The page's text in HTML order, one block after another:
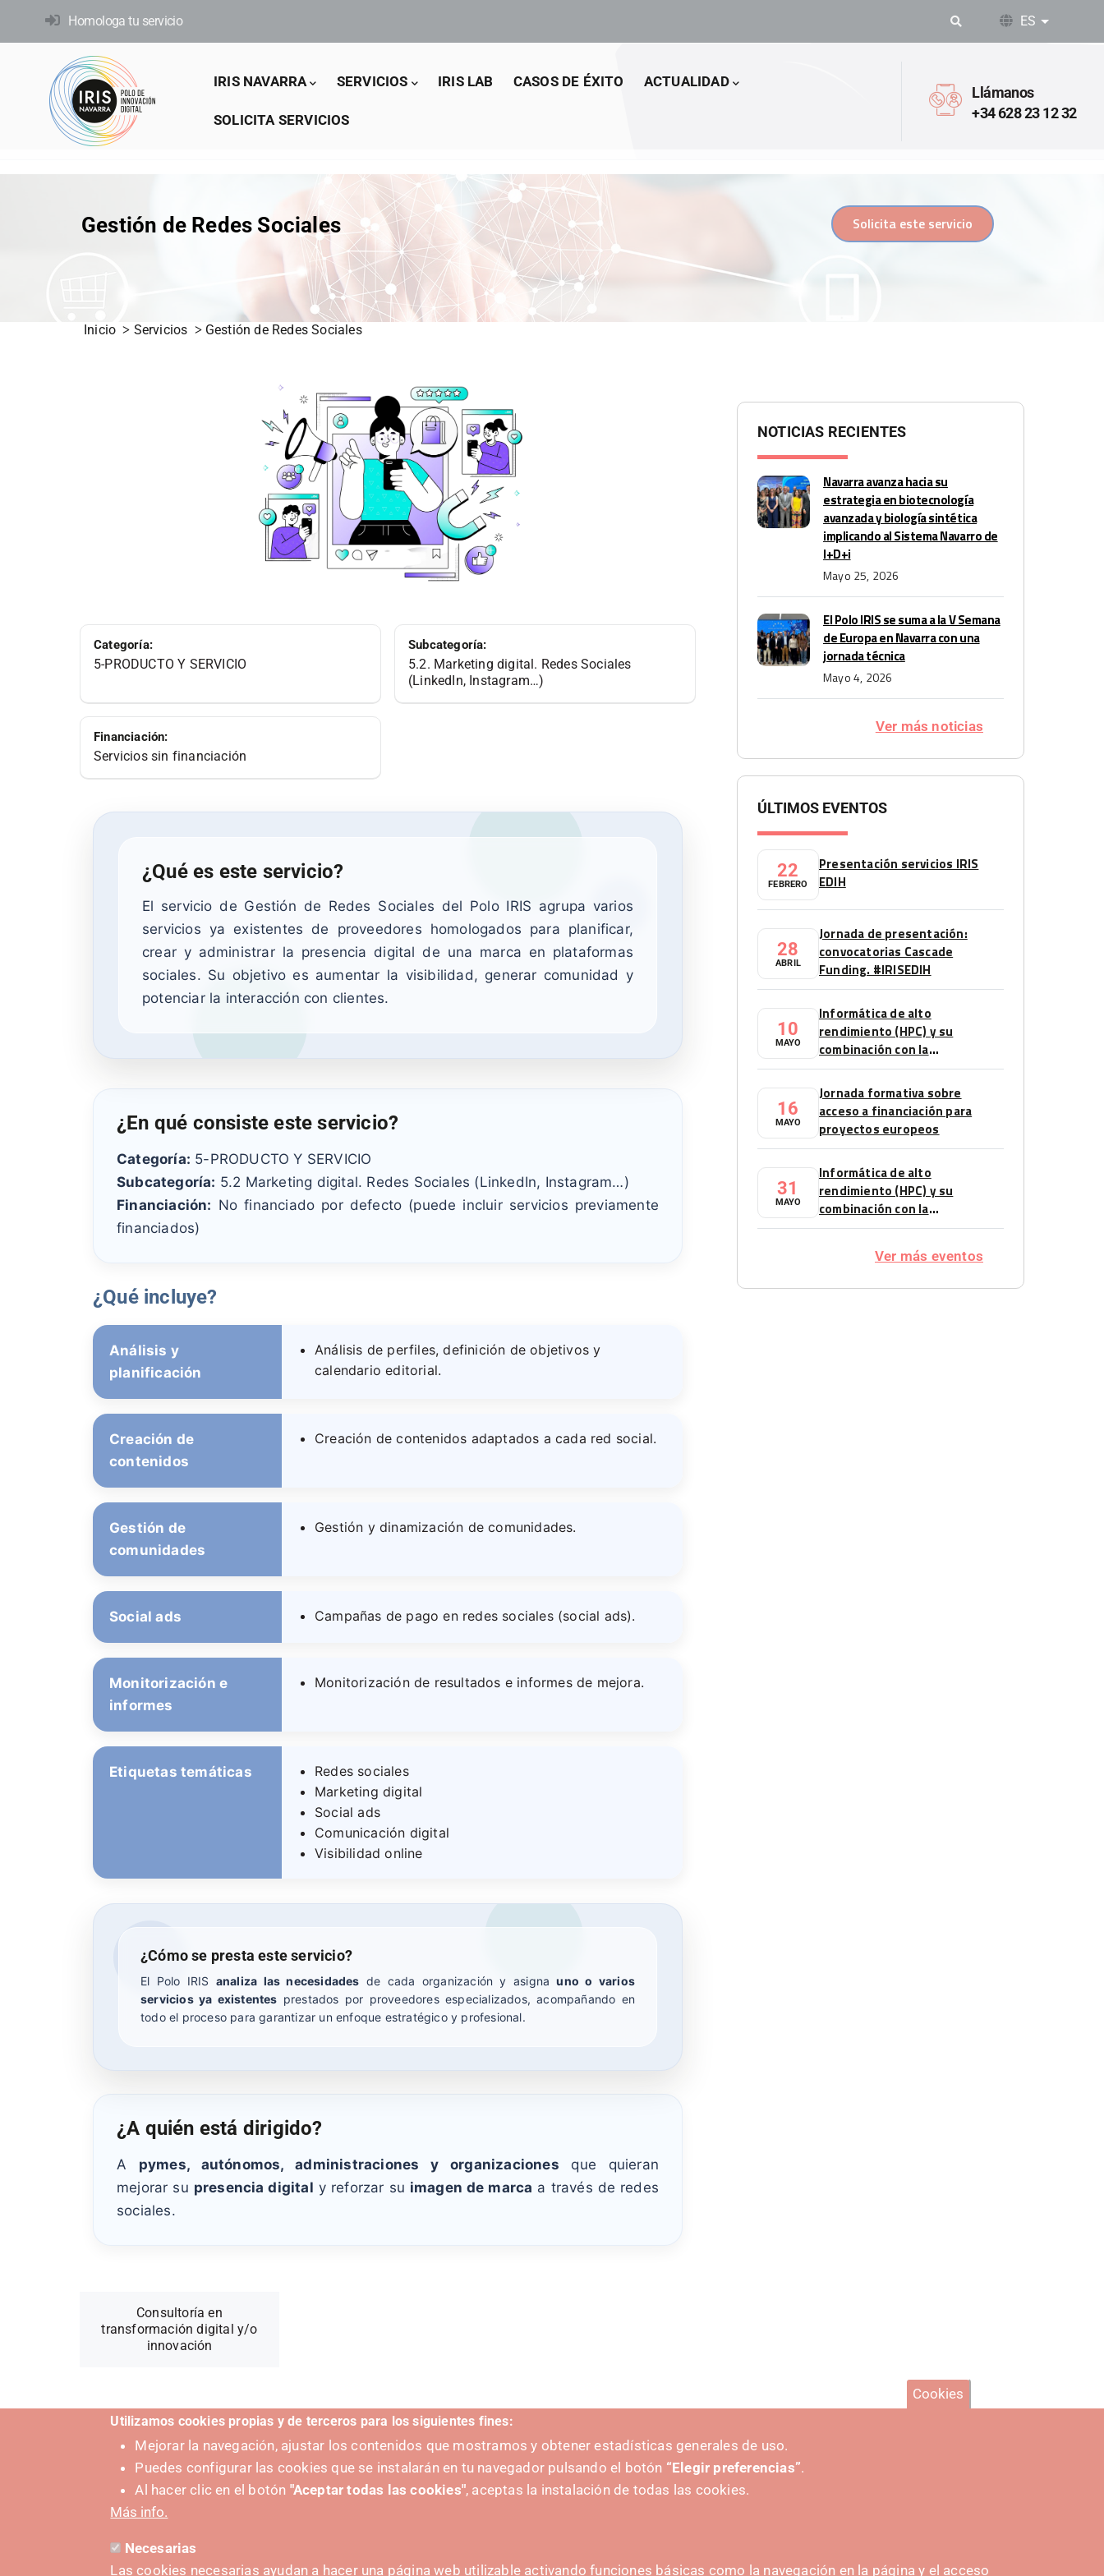
principal
Homologa tu servicio ES Lista
Main
IRIS NAVARRA SERVICIOS IRIS LAB CASOS DE ÉXITO ACTUALIDAD
SOLICITA SERVICIOS
Llámanos
+34 628 23 12 32
Gestión de Redes Sociales Solicita este servicio
Inicio Servicios Gestión de Redes Sociales
Categoría:
5-PRODUCTO Y SERVICIO
Subcategoría:
5.2. Marketing digital. Redes Sociales
(LinkedIn, Instagram…)
Financiación:
Servicios sin financiación
¿Qué es este servicio?
El servicio de Gestión de Redes Sociales del Polo IRIS agrupa varios
servicios ya existentes de proveedores homologados para planificar,
crear y administrar la presencia digital de una marca en plataformas
sociales. Su objetivo es aumentar la visibilidad, generar comunidad y
potenciar la interacción con clientes.
¿En qué consiste este servicio?
Categoría: 5-PRODUCTO Y SERVICIO
Subcategoría: 5.2 Marketing digital. Redes Sociales (LinkedIn, Instagram…)
Financiación: No financiado por defecto (puede incluir servicios previamente
financiados)
¿Qué incluye?
Análisis y
planificación
Análisis de perfiles, definición de objetivos y
calendario editorial.
Creación de
contenidos
Creación de contenidos adaptados a cada red social.
Gestión de
comunidades
Gestión y dinamización de comunidades.
Social ads Campañas de pago en redes sociales (social ads).
Monitorización e
informes
Monitorización de resultados e informes de mejora.
Etiquetas temáticas
Redes sociales
Marketing digital
Social ads
Comunicación digital
Visibilidad online
¿Cómo se presta este servicio?
El Polo IRIS analiza las necesidades de cada organización y asignauno o varios
servicios ya existentes prestados por proveedores especializados, acompañando en
todo el proceso para garantizar un enfoque estratégico y profesional.
¿A quién está dirigido?
A pymes, autónomos, administraciones y organizaciones que quieran
mejorar su presencia digital y reforzar su imagen de marca a través de redes
sociales.
Consultoría en
transformación digital y/o
innovación
Proveedor de este servicio
CONTIMARKU
NOTICIAS RECIENTES
Navarra avanza hacia su
estrategia en biotecnología
avanzada y biología sintética
implicando al Sistema Navarro de
I+D+i
Mayo 25, 2026
El Polo IRIS se suma a la V Semana
de Europa en Navarra con una
jornada técnica
Mayo 4, 2026
Ver más noticias
ÚLTIMOS EVENTOS
22
FEBRERO
Presentación servicios IRIS
EDIH
28
ABRIL
Jornada de presentación:
convocatorias Cascade
Funding. #IRISEDIH
10
MAYO
Informática de alto
rendimiento (HPC) y su
combinación con la
Inteligencia Artificial (IA).
Sector automoción
16
MAYO
Jornada formativa sobre
acceso a financiación para
proyectos europeos
31
MAYO
Informática de alto
rendimiento (HPC) y su
combinación con la
inteligencia artificial (IA).
Sector automoción
Ver más eventos
Cookies
Utilizamos cookies propias y de terceros para los siguientes fines:
Mejorar la navegación, ajustar los contenidos que mostramos y obtener estadísticas generales de uso.
Puedes configurar las cookies que se instalarán en tu navegador pulsando el botón “Elegir preferencias”.
Al hacer clic en el botón "Aceptar todas las cookies", aceptas la instalación de todas las cookies.
Más info.
Necesarias
Las cookies necesarias ayudan a hacer una página web utilizable activando funciones básicas como la navegación en la página y el acceso